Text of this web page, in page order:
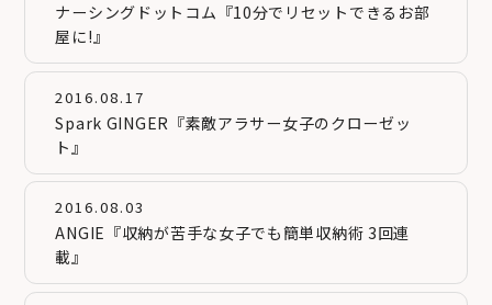
ナーシングドットコム『10分でリセットできるお部
屋に!』
2016.08.17
Spark GINGER『素敵アラサー女子のクローゼッ
ト』
2016.08.03
ANGIE『収納が苦手な女子でも簡単収納術 3回連
載』